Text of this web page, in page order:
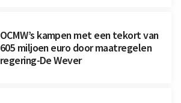
OCMW’s kampen met een tekort van
605 miljoen euro door maatregelen
regering-De Wever